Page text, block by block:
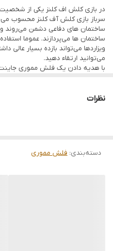
علاقه مند این بازی می باشد شادی
دادن این هدیه که یقینا برای او با
این فلش اصل بوده و از محصولات
آن یو اس بی با سرعت انتقال سریع USB2.0 می باشد.
در بازی کلش اف کلنز یکی از
سرباز بازی کلش آف کلنز محسوب
ساختمان های دفاعی دشمن می‌روند
ساختمان ها می‌پردازند. عموما
می‌توانید ارتقاء دهید.
با هدیه دادن یک فلش مموری جاینت
این فلش اصل بوده و از محصولات
نظرات
دسته‌بندی: فلش مموری